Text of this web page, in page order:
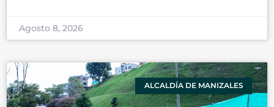
Agosto 8, 2026
ALCALDÍA DE MANIZALES